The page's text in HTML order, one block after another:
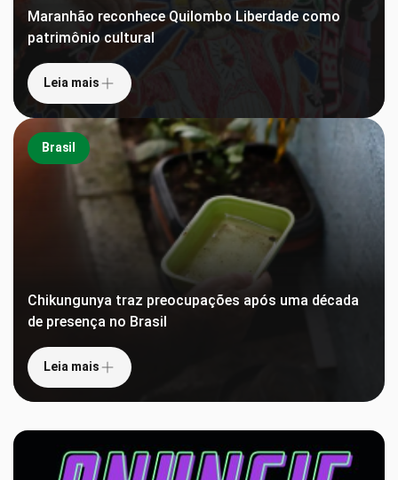
Maranhão reconhece Quilombo Liberdade como
patrimônio cultural
Leia mais
Brasil
Chikungunya traz preocupações após uma década
de presença no Brasil
Leia mais